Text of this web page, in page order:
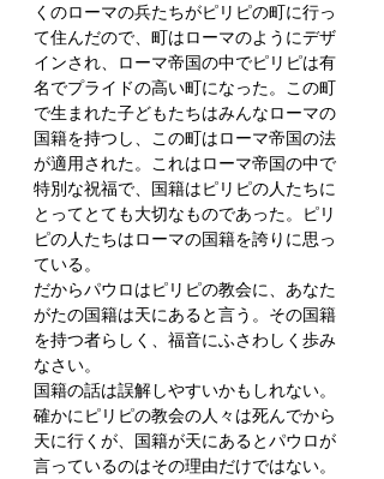
くのローマの兵たちがピリピの町に行っ
て住んだので、町はローマのようにデザ
インされ、ローマ帝国の中でピリピは有
名でプライドの高い町になった。この町
で生まれた子どもたちはみんなローマの
国籍を持つし、この町はローマ帝国の法
が適用された。これはローマ帝国の中で
特別な祝福で、国籍はピリピの人たちに
とってとても大切なものであった。ピリ
ピの人たちはローマの国籍を誇りに思っ
ている。
だからパウロはピリピの教会に、あなた
がたの国籍は天にあると言う。その国籍
を持つ者らしく、福音にふさわしく歩み
なさい。
国籍の話は誤解しやすいかもしれない。
確かにピリピの教会の人々は死んでから
天に行くが、国籍が天にあるとパウロが
言っているのはその理由だけではない。